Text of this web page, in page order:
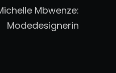
Mbwenze:
Modedesignerin